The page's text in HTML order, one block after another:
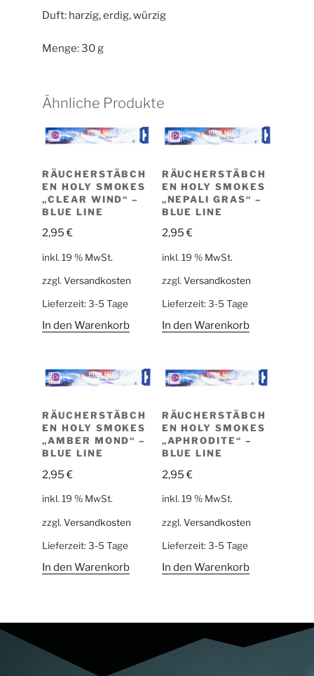
Duft: harzig, erdig, würzig
Menge: 30 g
Ähnliche Produkte
RÄUCHERSTÄBCH
EN HOLY SMOKES
„CLEAR WIND“ –
BLUE LINE
2,95€
inkl. 19 % MwSt.
zzgl. Versandkosten
Lieferzeit: 3-5 Tage
In den Warenkorb
RÄUCHERSTÄBCH
EN HOLY SMOKES
„NEPALI GRAS“ –
BLUE LINE
2,95€
inkl. 19 % MwSt.
zzgl. Versandkosten
Lieferzeit: 3-5 Tage
In den Warenkorb
RÄUCHERSTÄBCH
EN HOLY SMOKES
„AMBER MOND“ –
BLUE LINE
2,95€
inkl. 19 % MwSt.
zzgl. Versandkosten
Lieferzeit: 3-5 Tage
In den Warenkorb
RÄUCHERSTÄBCH
EN HOLY SMOKES
„APHRODITE“ –
BLUE LINE
2,95€
inkl. 19 % MwSt.
zzgl. Versandkosten
Lieferzeit: 3-5 Tage
In den Warenkorb